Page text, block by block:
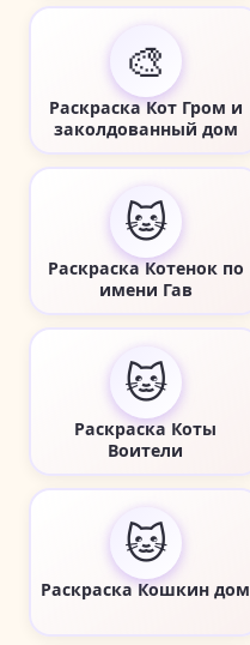
🎨
Раскраска Кот Гром и
заколдованный дом
🐱
Раскраска Котенок по
имени Гав
🐱
Раскраска Коты
Воители
🐱
Раскраска Кошкин дом